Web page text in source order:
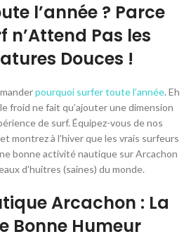
l’année ? Parce
n’Attend Pas les
Douces !
pourquoi surfer toute l’année. Eh
froid ne fait qu’ajouter une dimension
de surf. Équipez-vous de nos
montrez à l’hiver que les vrais surfeurs
bonne activité nautique sur Arcachon
d’huitres (saines) du monde.
Arcachon : La
Bonne Humeur